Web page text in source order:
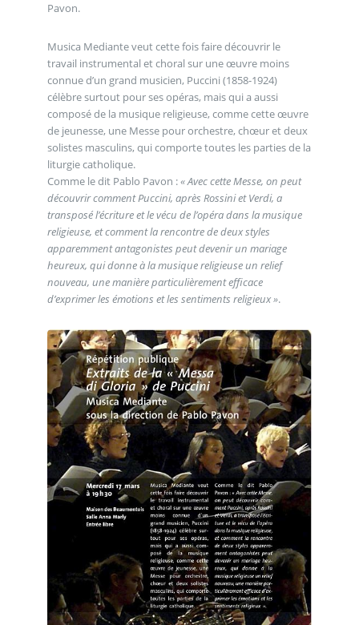
Pavon.
Musica Mediante veut cette fois faire découvrir le
travail instrumental et choral sur une œuvre moins
connue d’un grand musicien, Puccini (1858-1924)
célèbre surtout pour ses opéras, mais qui a aussi
composé de la musique religieuse, comme cette œuvre
de jeunesse, une Messe pour orchestre, chœur et deux
solistes masculins, qui comporte toutes les parties de la
liturgie catholique.
Comme le dit Pablo Pavon :« Avec cette Messe, on peut
découvrir comment Puccini, après Rossini et Verdi, a
transposé l’écriture et le vécu de l’opéra dans la musique
religieuse, et comment la rencontre de deux styles
apparemment antagonistes peut devenir un mariage
heureux, qui donne à la musique religieuse un relief
nouveau, une manière particulièrement efficace
d’exprimer les émotions et les sentiments religieux ».